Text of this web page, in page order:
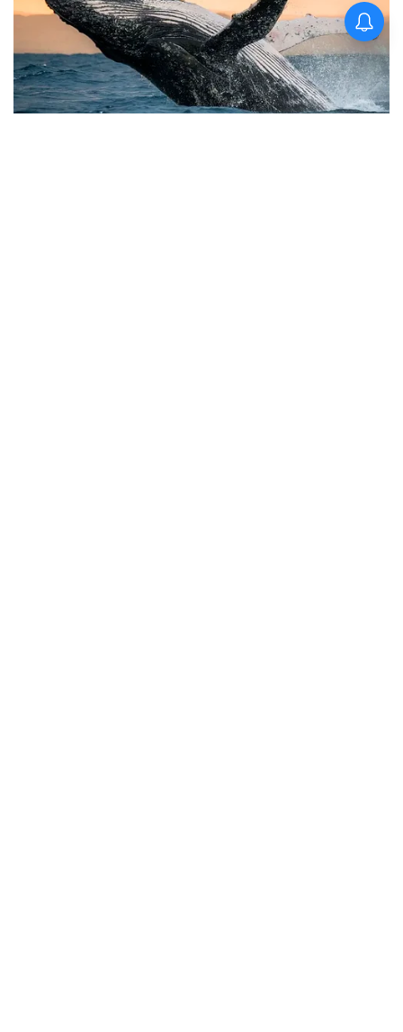
சசிகுமார் நடிக்கும் வெப் சீரிஸ்
-எப்போது வெளியாகிறது
தெரியுமா ?